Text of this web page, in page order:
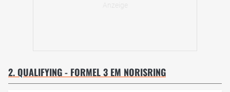
2. QUALIFYING - FORMEL 3 EM NORISRING